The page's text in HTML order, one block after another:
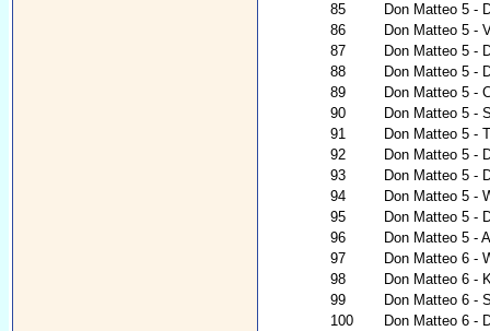
85
Don Matteo 5 -
86
Don Matteo 5 -
87
Don Matteo 5 -
88
Don Matteo 5 -
89
Don Matteo 5 -
90
Don Matteo 5 -
91
Don Matteo 5 -
92
Don Matteo 5 -
93
Don Matteo 5 -
94
Don Matteo 5 -
95
Don Matteo 5 -
96
Don Matteo 5 -
97
Don Matteo 6 -
98
Don Matteo 6 -
99
Don Matteo 6 -
100
Don Matteo 6 -